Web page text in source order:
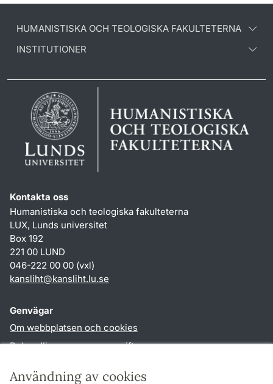
Användning av cookies
HUMANISTISKA OCH TEOLOGISKA FAKULTETERNA
INSTITUTIONER
Kontakta oss
Humanistiska och teologiska fakulteterna
LUX, Lunds universitet
Box 192
221 00 LUND
046-222 00 00 (vxl)
kansliht@kansliht.lu.se
Genvägar
Om webbplatsen och cookies
Behandling av personuppgifter